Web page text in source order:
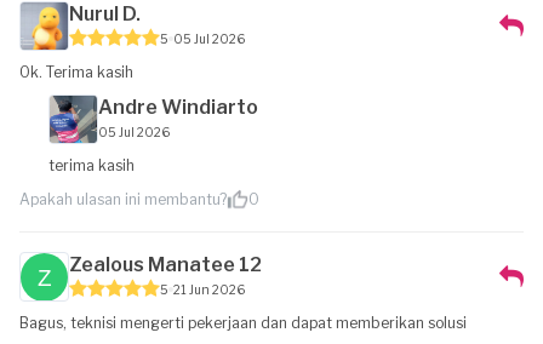
Nurul D.
5 05 Jul 2026
Ok. Terima kasih
Andre Windiarto
05 Jul 2026
terima kasih
Apakah ulasan ini membantu?
0
Zealous Manatee 12
5 21 Jun 2026
Bagus, teknisi mengerti pekerjaan dan dapat memberikan solusi